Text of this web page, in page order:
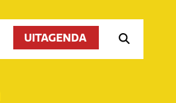
UITAGENDA